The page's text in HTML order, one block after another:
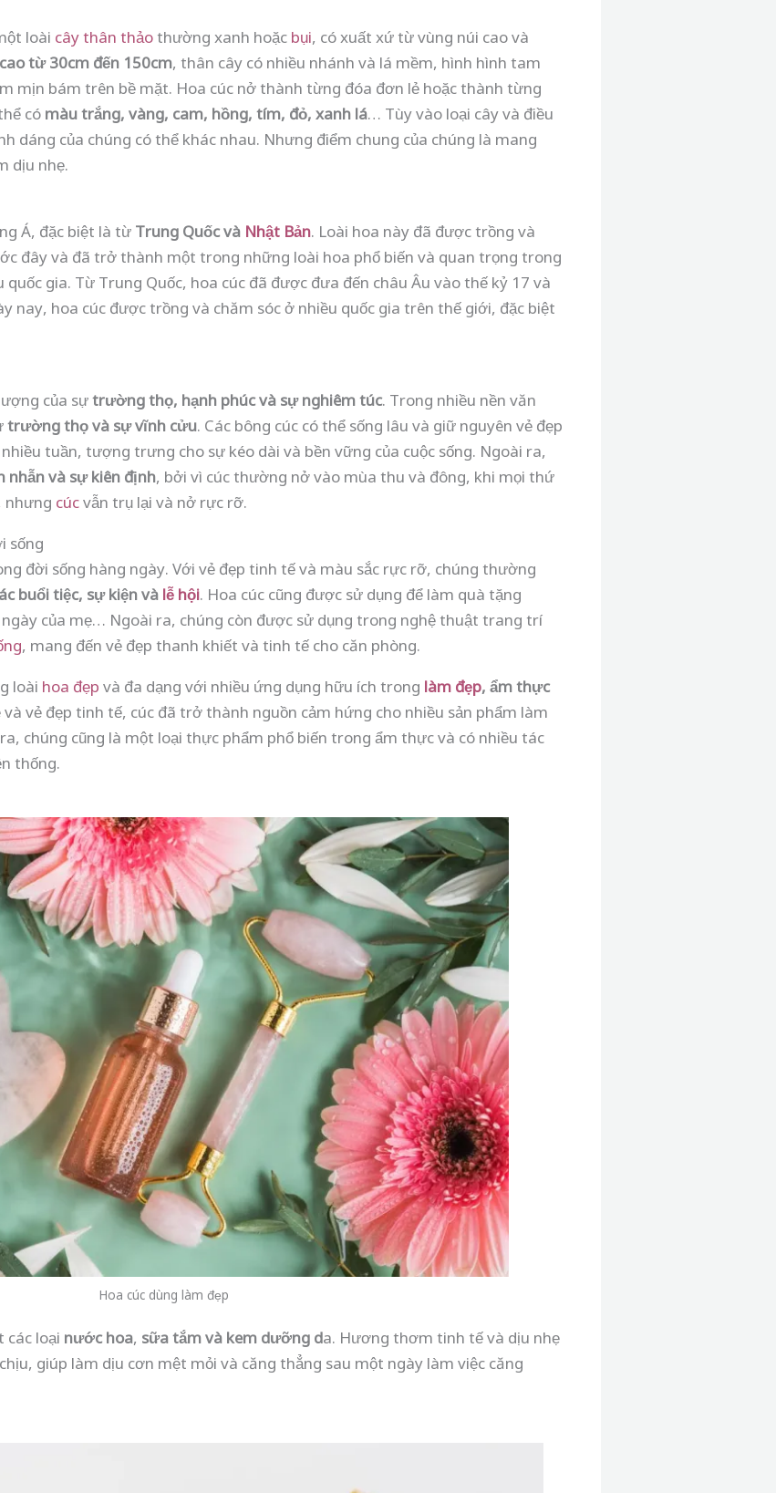
loài câythân thảo thường xanh hoặc bụi, có xuất xứ từ vùng núi cao và
cao từ 30cm đến 150cm, thân cây có nhiều nhánh và lá mềm, hình hình tam
mịn bám trên bề mặt. Hoa cúc nở thành từng đóa đơn lẻ hoặc thành từng
có màu trắng, vàng, cam, hồng, tím, đỏ, xanh lá… Tùy vào loại cây và điều
dáng của chúng có thể khác nhau. Nhưng điểm chung của chúng là mang
dịu nhẹ.
Á, đặc biệt là từ Trung Quốc và Nhật Bản. Loài hoa này đã được trồng và
đây và đã trở thành một trong những loài hoa phổ biến và quan trọng trong
gia. Từ Trung Quốc, hoa cúc đã được đưa đến châu Âu vào thế kỷ 17 và
nay, hoa cúc được trồng và chăm sóc ở nhiều quốc gia trên thế giới, đặc biệt
của sựtrường thọ, hạnh phúc và sự nghiêm túc. Trong nhiều nền văn
trường thọ và sự vĩnh cửu. Các bông cúc có thể sống lâu và giữ nguyên vẻ đẹp
tuần, tượng trưng cho sự kéo dài và bền vững của cuộc sống. Ngoài ra,
nhẫn và sự kiên định, bởi vì cúc thường nở vào mùa thu và đông, khi mọi thứ
nhưng cúcvẫn trụ lại và nở rực rỡ.
sống
đời sống hàng ngày. Với vẻ đẹp tinh tế và màu sắc rực rỡ, chúng thường
buổi tiệc, sự kiện và lễ hội. Hoa cúc cũng được sử dụng để làm quà tặng
của mẹ… Ngoài ra, chúng còn được sử dụng trong nghệ thuật trang trí
, mang đến vẻ đẹp thanh khiết và tinh tế cho căn phòng.
loài hoa đẹp và đa dạng với nhiều ứng dụng hữu ích trong làm đẹp, ẩm thực
vẻ đẹp tinh tế, cúc đã trở thành nguồn cảm hứng cho nhiều sản phẩm làm
chúng cũng là một loại thực phẩm phổ biến trong ẩm thực và có nhiều tác
thống.
Hoa cúc dùng làm đẹp
các loại nước hoa, sữa tắm và kem dưỡng da. Hương thơm tinh tế và dịu nhẹ
giúp làm dịu cơn mệt mỏi và căng thẳng sau một ngày làm việc căng